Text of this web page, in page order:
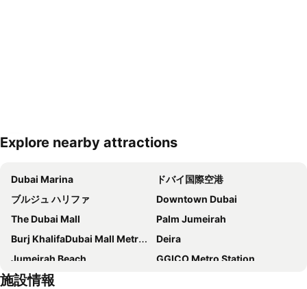
地図を拡大
Explore nearby attractions
Dubai Marina
ドバイ国際空港
ブルジュ ハリファ
Downtown Dubai
The Dubai Mall
Palm Jumeirah
Burj KhalifaDubai Mall Metro Station
Deira
Jumeirah Beach
GGICO Metro Station
Dubai World Trade Centre
施設情報